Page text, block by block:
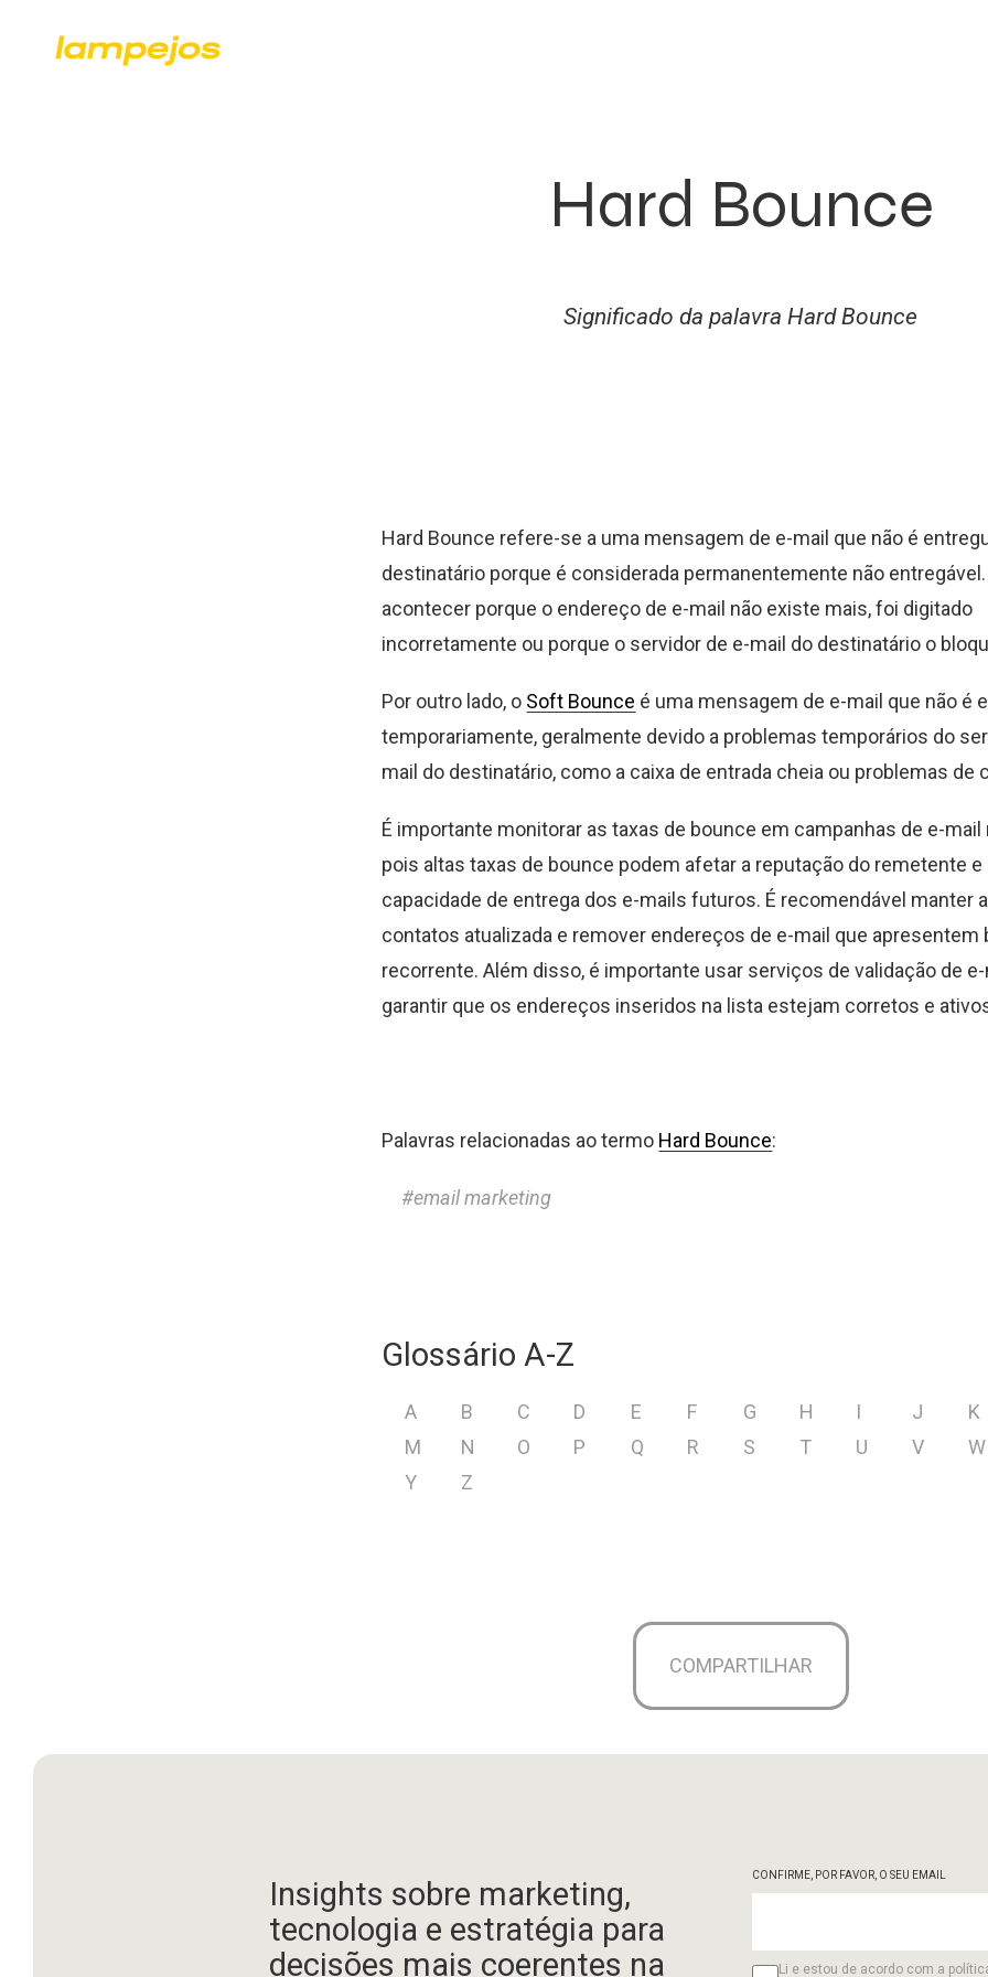
Hard Bounce
Significado da palavra Hard Bounce
Hard Bounce refere-se a uma mensagem de e-mail que não é
destinatário porque é considerada permanentemente não
acontecer porque o endereço de e-mail não existe mais, foi digitado
incorretamente ou porque o servidor de e-mail do destinatário o
Por outro lado, o Soft Bounce é uma mensagem de e-mail que não é
temporariamente, geralmente devido a problemas temporários do
mail do destinatário, como a caixa de entrada cheia ou problemas de
É importante monitorar as taxas de bounce em campanhas de e-mail
pois altas taxas de bounce podem afetar a reputação do remetente e
capacidade de entrega dos e-mails futuros. É recomendável manter
contatos atualizada e remover endereços de e-mail que apresentem
recorrente. Além disso, é importante usar serviços de validação de e-
garantir que os endereços inseridos na lista estejam corretos e
Palavras relacionadas ao termo Hard Bounce:
email marketing
Glossário A-Z
A B C D E F G H I J K
M
N O P Q R S T U V W
Y
Z
COMPARTILHAR
Insights sobre marketing,
tecnologia e estratégia para
decisões mais coerentes na
CONFIRME, POR FAVOR, O SEU EMAIL
Li e estou de acordo com a